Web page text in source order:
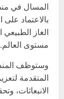
المسال في
بالاعتماد
الغاز
مستوى العالم.
وستوظف
المتقدمة
الانبعاثات،